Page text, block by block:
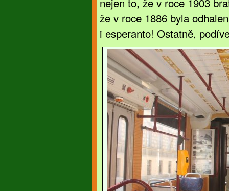
že v roce 1886 byla
i esperanto! Ostatně,